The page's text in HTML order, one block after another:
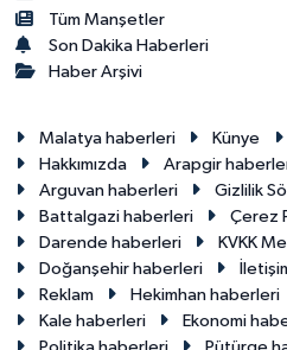
Tüm Manşetler
Son Dakika Haberleri
Haber Arşivi
Malatya haberleri Künye
Hakkımızda
Arapgir
Arguvan haberleri
Gizlilik
Battalgazi haberleri
Çerez
Darende haberleri
KVKK
Doğanşehir haberleri
Reklam
Hekimhan haberleri
Kale haberleri
Ekonomi